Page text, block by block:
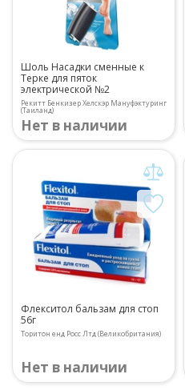
Шоль Насадки сменные к
Терке для пяток
электрической №2
Рекитт Бенкизер Хелскэр Мануфэктуринг
(Таиланд)
Нет в наличии
Флекситол бальзам для стоп
56г
Торитон енд Росс Лтд (Великобритания)
Нет в наличии